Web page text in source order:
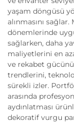
yaşam döngüsü
alınmasını
dönemlerinde
sağlarken, daha
maliyetlerini en
ve rekabet
trendlerini,
sürekli izler.
arasında
aydınlatması
dekoratif vurgu